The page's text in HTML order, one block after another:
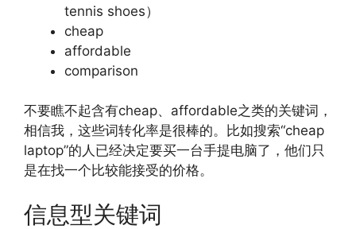
tennis shoes）
cheap
affordable
comparison
不要瞧不起含有cheap、affordable之类的关键词，
相信我，这些词转化率是很棒的。比如搜索“cheap
laptop”的人已经决定要买一台手提电脑了，他们只
是在找一个比较能接受的价格。
信息型关键词